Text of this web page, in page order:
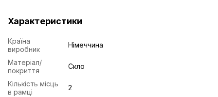
Характеристики
Країна
виробник
Німеччина
Матеріал/
покриття
Скло
Кількість місць
в рамці
2